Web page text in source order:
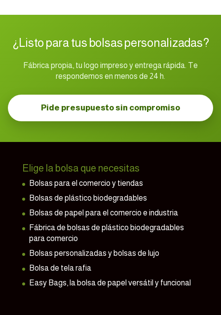
¿Listo para tus bolsas personalizadas?
Fábrica propia, tu logo impreso y entrega rápida. Te
respondemos en menos de 24 h.
Pide presupuesto sin compromiso
Elige la bolsa que necesitas
Bolsas para el comercio y tiendas
Bolsas de plástico biodegradables
Bolsas de papel para el comercio e industria
Fábrica de bolsas de plástico biodegradables
para comercio
Bolsas personalizadas y bolsas de lujo
Bolsa de tela rafia
Easy Bags, la bolsa de papel versátil y funcional